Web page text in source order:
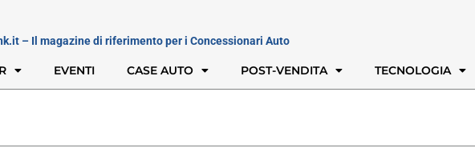
– Il magazine di riferimento per i Concessionari Auto
EVENTI CASE AUTO POST-VENDITA TECNOLOGIA